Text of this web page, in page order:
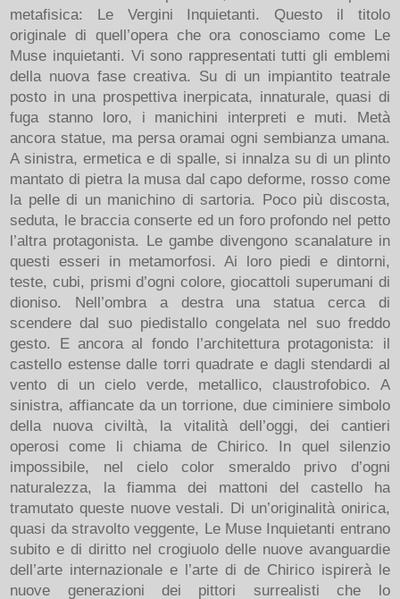
metafisica: Le Vergini Inquietanti. Questo il titolo
originale di quell’opera che ora conosciamo come Le
Muse inquietanti. Vi sono rappresentati tutti gli emblemi
della nuova fase creativa. Su di un impiantito teatrale
posto in una prospettiva inerpicata, innaturale, quasi di
fuga stanno loro, i manichini interpreti e muti. Metà
ancora statue, ma persa oramai ogni sembianza umana.
A sinistra, ermetica e di spalle, si innalza su di un plinto
mantato di pietra la musa dal capo deforme, rosso come
la pelle di un manichino di sartoria. Poco più discosta,
seduta, le braccia conserte ed un foro profondo nel petto
l’altra protagonista. Le gambe divengono scanalature in
questi esseri in metamorfosi. Ai loro piedi e dintorni,
teste, cubi, prismi d’ogni colore, giocattoli superumani di
dioniso. Nell’ombra a destra una statua cerca di
scendere dal suo piedistallo congelata nel suo freddo
gesto. E ancora al fondo l’architettura protagonista: il
castello estense dalle torri quadrate e dagli stendardi al
vento di un cielo verde, metallico, claustrofobico. A
sinistra, affiancate da un torrione, due ciminiere simbolo
della nuova civiltà, la vitalità dell’oggi, dei cantieri
operosi come li chiama de Chirico. In quel silenzio
impossibile, nel cielo color smeraldo privo d’ogni
naturalezza, la fiamma dei mattoni del castello ha
tramutato queste nuove vestali. Di un’originalità onirica,
quasi da stravolto veggente, Le Muse Inquietanti entrano
subito e di diritto nel crogiuolo delle nuove avanguardie
dell’arte internazionale e l’arte di de Chirico ispirerà le
nuove generazioni dei pittori surrealisti che lo